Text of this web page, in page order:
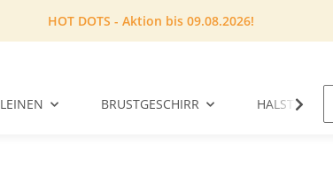
HOT DOTS - Aktion bis 09.08.2026!
LEINEN BRUSTGESCHIRR HALSTUCH